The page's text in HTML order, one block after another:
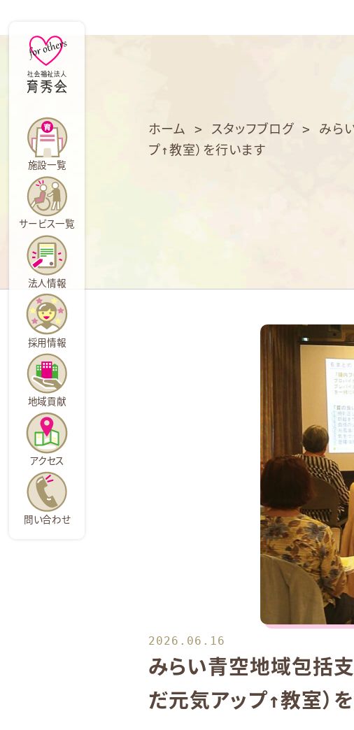
施設一覧
サービス一覧
法人情報
採用情報
地域貢献
アクセス
問い合わせ
ホーム > スタッフブログ > みら
プ↑教室）を行います
2026.06.16
みらい青空地域包括支
だ元気アップ↑教室）